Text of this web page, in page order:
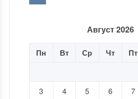
Август 2026
Пн Вт Ср Чт Пт
3
4 5 6 7